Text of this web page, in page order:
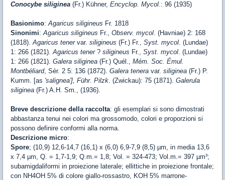
Conocybe siliginea (Fr.) Kühner, Encyclop. Mycol.: 96 (1935)
Basionimo:Agaricus siligineus Fr. 1818
Sinonimi:Agaricus siligineus Fr., Observ. mycol. (Havniae) 2: 168
(1818).Agaricus tener var. siligineus (Fr.) Fr., Syst. mycol. (Lundae)
1: 266 (1821).Agaricus tener ? siligineus Fr., Syst. mycol. (Lundae)
1: 266 (1821). Galera siliginea (Fr.) Quél., Mém. Soc. Émul.
Montbéliard, Sér. 2 5: 136 (1872). Galera tenera var. siliginea (Fr.) P.
Kumm. [as 'salignea'], Führ. Pilzk. (Zwickau): 75 (1871). Galerula
siliginea (Fr.) A.H. Sm., (1936).
Breve descrizione della raccolta: gli esemplari si sono dimostrati
abbastanza tenui nei colori ma grossomodo, colori e proporzioni si
possono definire conformi alla norma.
Descrizione micro:
Spore; (10,9) 12,6-14,7 (16,1) x (6,0) 6,9-7,9 (8,5) µm, in media 13,6
x 7,4 µm, Q. = 1,7-1,9; Q.m.= 1,8; Vol. = 324-473; Vol.m.= 397 µm³;
subamigdaliformi in proiezione laterale; ellittiche in proiezione frontale;
con NH4OH 5% di colore giallo-rossastro, KOH 5% marrone-